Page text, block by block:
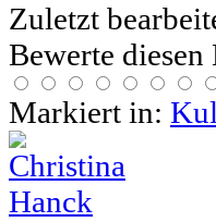
Zuletzt
Bewerte diesen
Markiert in: